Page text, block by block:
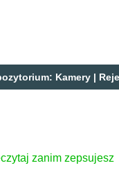
Kamery |
zanim zepsujesz